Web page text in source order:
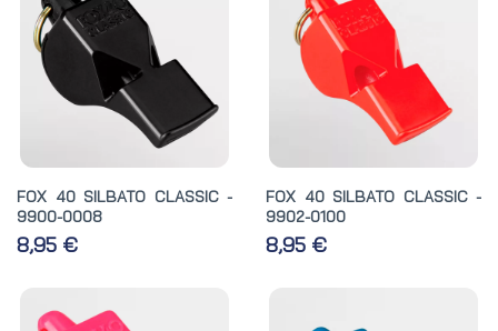
FOX 40 SILBATO CLASSIC -
9900-0008
8,95 €
FOX 40 SILBATO CLASSIC -
9902-0100
8,95 €